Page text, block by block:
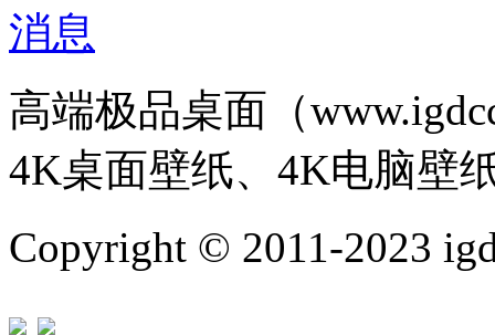
高端极品桌面（
4K桌面壁纸、4K电脑壁
Copyright © 2011-2023